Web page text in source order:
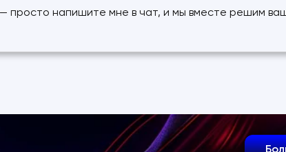
просто напишите мне в чат, и мы вместе решим